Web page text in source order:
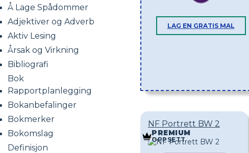
Å Lage Spådommer
Adjektiver og Adverb
Aktiv Lesing
Årsak og Virkning
Bibliografi
Bok
Rapportplanlegging
Bokanbefalinger
Bokmerker
Bokomslag
Definisjon
LAG EN GRATIS MAL
NF Portrett BW 2
PREMIUM
OPPSETT